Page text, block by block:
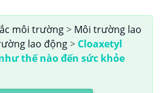
môi trường> Môi trường lao
lao động> Cloaxetyl
thế nào đến sức khỏe